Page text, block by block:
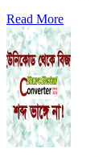
Read More